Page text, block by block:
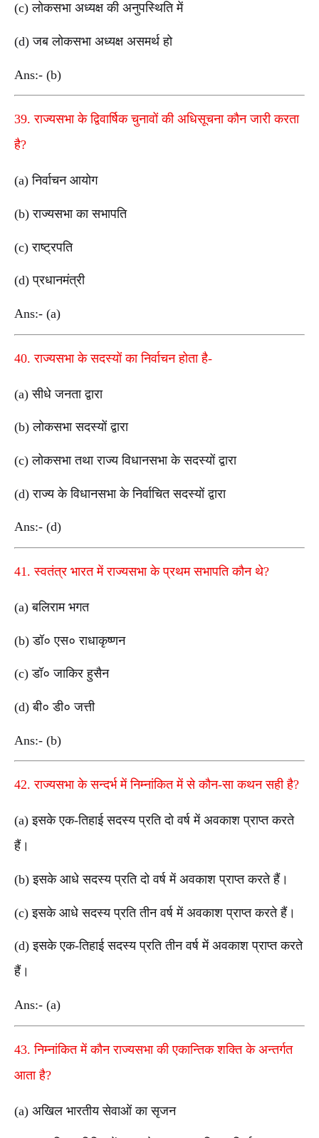
(c) लोकसभा अध्यक्ष की अनुपस्थिति में
(d) जब लोकसभा अध्यक्ष असमर्थ हो
Ans:- (b)
39. राज्यसभा के द्विवार्षिक चुनावों की अधिसूचना कौन जारी करता
है?
(a) निर्वाचन आयोग
(b) राज्यसभा का सभापति
(c) राष्ट्रपति
(d) प्रधानमंत्री
Ans:- (a)
40. राज्यसभा के सदस्यों का निर्वाचन होता है-
(a) सीधे जनता द्वारा
(b) लोकसभा सदस्यों द्वारा
(c) लोकसभा तथा राज्य विधानसभा के सदस्यों द्वारा
(d) राज्य के विधानसभा के निर्वाचित सदस्यों द्वारा
Ans:- (d)
41. स्वतंत्र भारत में राज्यसभा के प्रथम सभापति कौन थे?
(a) बलिराम भगत
(b) डॉ० एस० राधाकृष्णन
(c) डॉ० जाकिर हुसैन
(d) बी० डी० जत्ती
Ans:- (b)
42. राज्यसभा के सन्दर्भ में निम्नांकित में से कौन-सा कथन सही है?
(a) इसके एक-तिहाई सदस्य प्रति दो वर्ष में अवकाश प्राप्त करते
हैं।
(b) इसके आधे सदस्य प्रति दो वर्ष में अवकाश प्राप्त करते हैं।
(c) इसके आधे सदस्य प्रति तीन वर्ष में अवकाश प्राप्त करते हैं।
(d) इसके एक-तिहाई सदस्य प्रति तीन वर्ष में अवकाश प्राप्त करते
हैं।
Ans:- (a)
43. निम्नांकित में कौन राज्यसभा की एकान्तिक शक्ति के अन्तर्गत
आता है?
(a) अखिल भारतीय सेवाओं का सृजन